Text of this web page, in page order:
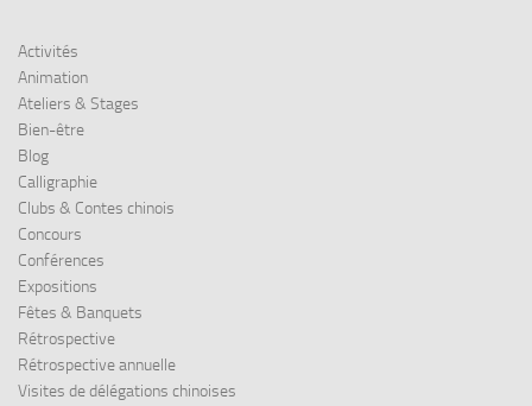
Activités
Animation
Ateliers & Stages
Bien-être
Blog
Calligraphie
Clubs & Contes chinois
Concours
Conférences
Expositions
Fêtes & Banquets
Rétrospective
Rétrospective annuelle
Visites de délégations chinoises